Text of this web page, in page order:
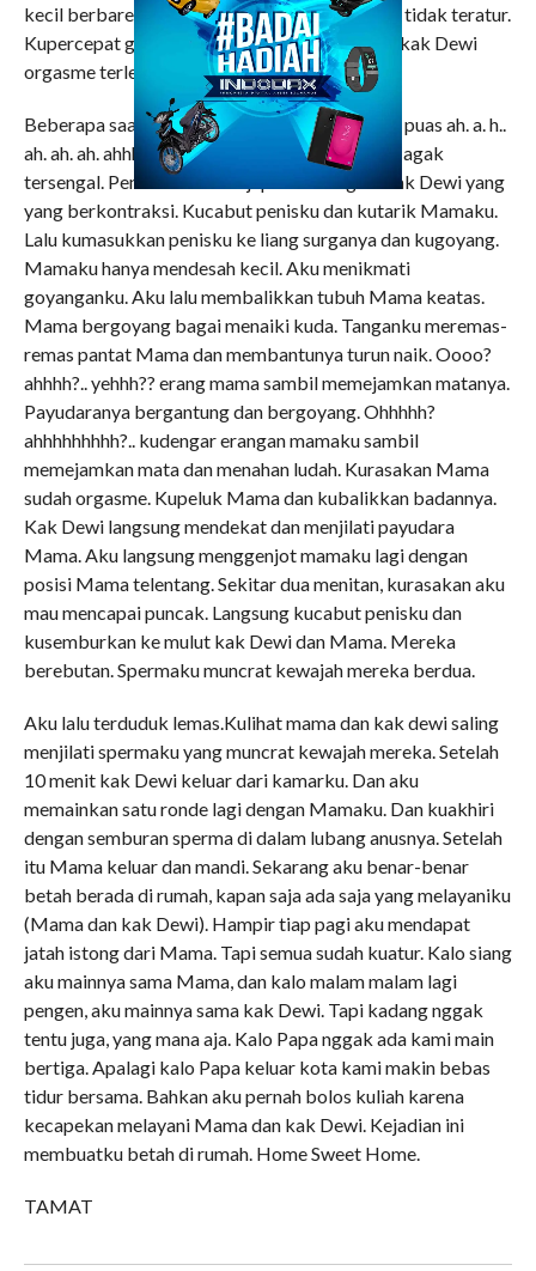
kecil berbarengan dengan deru napasnya yang tidak teratur.
Kupercepat goyanganku. Aku harus membuat kak Dewi
orgasme terlebih dahulu.
Beberapa saat kemudian kak dewi mengerang puas ah. a. h..
ah. ah. ah. ahhhhhhhhhhhh.. ha.. sambil nafasnya agak
tersengal. Penisku terasa dijepit otot vagina kak Dewi yang
yang berkontraksi. Kucabut penisku dan kutarik Mamaku.
Lalu kumasukkan penisku ke liang surganya dan kugoyang.
Mamaku hanya mendesah kecil. Aku menikmati
goyanganku. Aku lalu membalikkan tubuh Mama keatas.
Mama bergoyang bagai menaiki kuda. Tanganku meremas-
remas pantat Mama dan membantunya turun naik. Oooo?
ahhhh?.. yehhh?? erang mama sambil memejamkan matanya.
Payudaranya bergantung dan bergoyang. Ohhhhh?
ahhhhhhhhh?.. kudengar erangan mamaku sambil
memejamkan mata dan menahan ludah. Kurasakan Mama
sudah orgasme. Kupeluk Mama dan kubalikkan badannya.
Kak Dewi langsung mendekat dan menjilati payudara
Mama. Aku langsung menggenjot mamaku lagi dengan
posisi Mama telentang. Sekitar dua menitan, kurasakan aku
mau mencapai puncak. Langsung kucabut penisku dan
kusemburkan ke mulut kak Dewi dan Mama. Mereka
berebutan. Spermaku muncrat kewajah mereka berdua.
Aku lalu terduduk lemas.Kulihat mama dan kak dewi saling
menjilati spermaku yang muncrat kewajah mereka. Setelah
10 menit kak Dewi keluar dari kamarku. Dan aku
memainkan satu ronde lagi dengan Mamaku. Dan kuakhiri
dengan semburan sperma di dalam lubang anusnya. Setelah
itu Mama keluar dan mandi. Sekarang aku benar-benar
betah berada di rumah, kapan saja ada saja yang melayaniku
(Mama dan kak Dewi). Hampir tiap pagi aku mendapat
jatah istong dari Mama. Tapi semua sudah kuatur. Kalo siang
aku mainnya sama Mama, dan kalo malam malam lagi
pengen, aku mainnya sama kak Dewi. Tapi kadang nggak
tentu juga, yang mana aja. Kalo Papa nggak ada kami main
bertiga. Apalagi kalo Papa keluar kota kami makin bebas
tidur bersama. Bahkan aku pernah bolos kuliah karena
kecapekan melayani Mama dan kak Dewi. Kejadian ini
membuatku betah di rumah. Home Sweet Home.
TAMAT